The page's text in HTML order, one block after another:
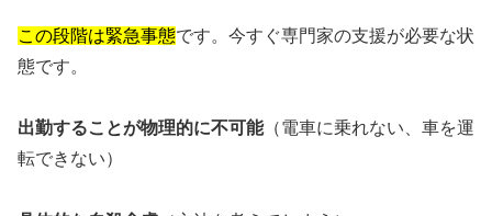
この段階は緊急事態です。今すぐ専門家の支援が必要な状
態です。
出勤することが物理的に不可能（電車に乗れない、車を運
転できない）